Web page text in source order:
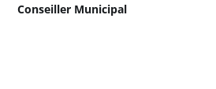
Conseiller Municipal